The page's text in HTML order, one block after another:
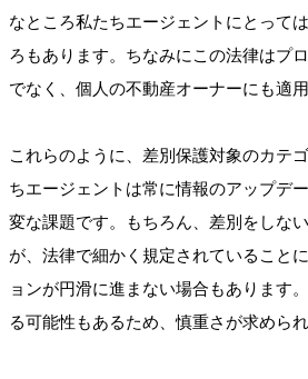
なところ私たちエージェントにとって
ろもあります。ちなみにこの法律はプ
でなく、個人の不動産オーナーにも適用
これらのように、差別保護対象のカテ
ちエージェントは常に情報のアップデ
変な課題です。もちろん、差別をしな
が、法律で細かく規定されていること
ョンが円滑に進まない場合もあります
る可能性もあるため、慎重さが求められ